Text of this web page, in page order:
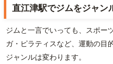
直江津駅でジムをジャン
ジムと一言でいっても、スポー
ガ・ピラティスなど、運動の目
ジャンルは変わります。